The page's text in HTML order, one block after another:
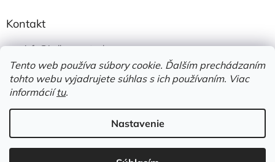
Tento web používa súbory cookie. Ďalším prechádzaním
tohto webu vyjadrujete súhlas s ich používaním. Viac
informáciítu.
Nastavenie
Kontakt
info@jedlonacesty.sk
+421 908 774 221
https://www.facebook.com/jedlonacesty.sk/
Vytvoril Shoptet